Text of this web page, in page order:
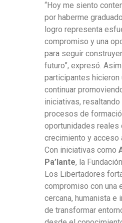
“Hoy me siento
por haberme
logro representa
compromiso y una
para seguir
futuro”, expresó.
participantes hicieron
continuar
iniciativas,
procesos de
oportunidades reales
crecimiento y acceso
Con iniciativas como
Pa’lante, la
Los Libertadores
compromiso con una
cercana, humanista e
de transformar